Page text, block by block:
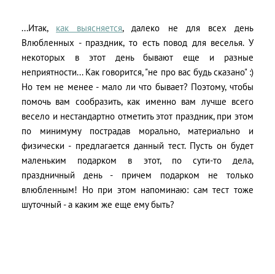
...Итак, как выясняется, далеко не для всех день
Влюбленных - праздник, то есть повод для веселья. У
некоторых в этот день бывают еще и разные
неприятности... Как говорится, "не про вас будь сказано" :)
Но тем не менее - мало ли что бывает? Поэтому, чтобы
помочь вам сообразить, как именно вам лучше всего
весело и нестандартно отметить этот праздник, при этом
по минимуму пострадав морально, материально и
физически - предлагается данный тест. Пусть он будет
маленьким подарком в этот, по сути-то дела,
праздничный день - причем подарком не только
влюбленным! Но при этом напоминаю: сам тест тоже
шуточный - а каким же еще ему быть?